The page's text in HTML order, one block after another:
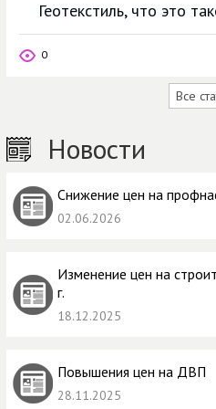
Геотекстиль, что это
0
Все
Новости
Снижение цен на
02.06.2026
Изменение цен на
г.
18.12.2025
Повышения цен на ДВП
28.11.2025